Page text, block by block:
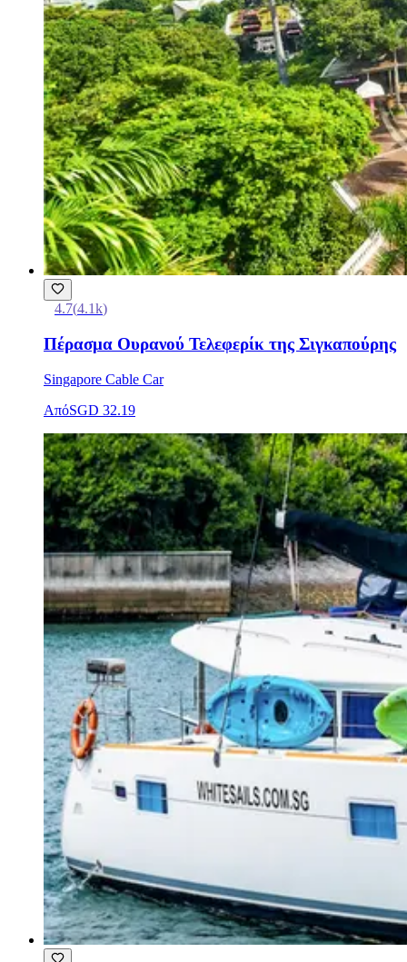
4.7(4.1k)
Πέρασμα Ουρανού Τελεφερίκ της Σιγκαπούρης
Singapore Cable Car
ΑπόSGD 32.19